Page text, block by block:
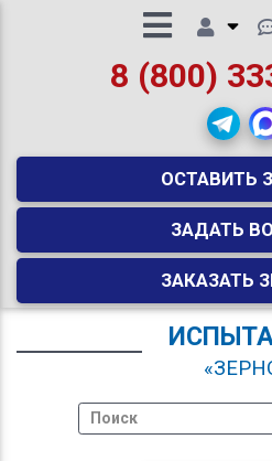
8 (800)
ОСТАВИТЬ
ЗАДАТЬ
ЗАКАЗАТЬ